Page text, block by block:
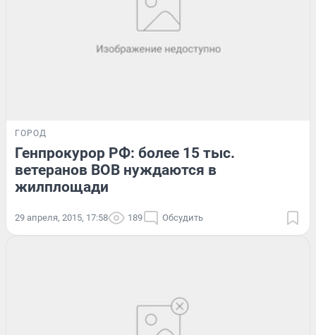
ГОРОД
Генпрокурор РФ: более 15 тыс.
ветеранов ВОВ нуждаются в
жилплощади
29 апреля, 2015, 17:58 189 Обсудить